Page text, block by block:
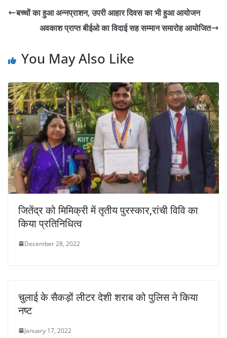
s
A
p
e
b
o
er l y
Li
k
e
बच्चों का हुआ अन्नप्राशन, उपरी आहार दिवस का भी हुआ आयोजन
अवकाश प्राप्त बीईओ का विदाई सह सम्मान समारोह आयोजित
You May Also Like
जितेंद्र को मिमिक्री में तृतीय पुरस्कार,रांची विवि का
किया प्रतिनिधित्व
December 28, 2022
चुलाई के सैकड़ों लीटर देशी शराब को पुलिस ने किया
नष्ट
January 17, 2022